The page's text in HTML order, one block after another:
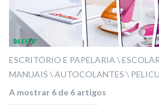
ESCRITÓRIO E PAPELARIA
MANUAIS
AUTOCOLANTES
A mostrar 6 de 6 artigos